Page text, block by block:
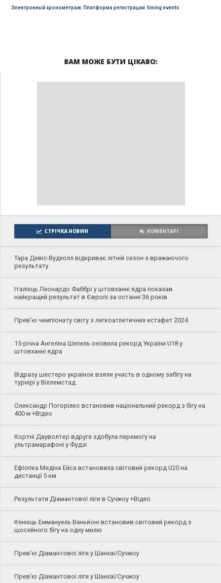
Электронный хронометраж, Платформа регистрации,timing events
ВАМ МОЖЕ БУТИ ЦІКАВО:
СТРІЧКА НОВИН КОМЕНТАРІ
Тара Девіс-Вудхолл відкриває літній сезон з вражаючого
результату
Італієць Леонардо Фаббрі у штовханні ядра показав
найкращий результат в Європі за останні 36 років
Прев'ю чемпіонату світу з легкоатлетичних естафет 2024
15-річна Ангеліна Шепель оновила рекорд України U18 у
штовханні ядра
Відразу шестеро українок взяли участь в одному забігу на
турнірі у Віллемстад
Олександр Погорілко встановив національний рекорд з бігу на
400 м +Відео
Кортні Дауволтер вдруге здобула перемогу на
ультрамарафоні у Фудзі
Ефіопка Медіна Ейса встановила світовий рекорд U20 на
дистанції 5 км
Результати Діамантової ліги в Сучжоу +Відео
Кенієць Еммануель Ваньйоні встановив світовий рекорд з
шосейного бігу на одну милю
Прев'ю Діамантової ліги у Шанхаї/Сучжоу
Прев'ю Діамантової ліги у Шанхаї/Сучжоу